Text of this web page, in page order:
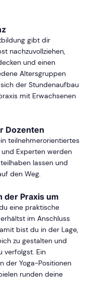
gibt dir
nachzuvollziehen,
und einen
Altersgruppen
der Stundenaufbau
mit Erwachsenen
Dozenten
teilnehmerorientiertes
und Experten werden
lassen und
den Weg.
der Praxis um
eine praktische
im Anschluss
bist du in der Lage,
zu gestalten und
verfolgst. Ein
der Yoga-Positionen
runden deine